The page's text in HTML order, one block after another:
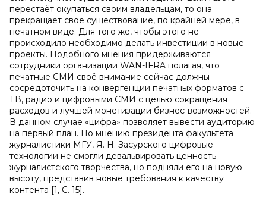
перестаёт окупаться своим владельцам, то она
прекращает своё существование, по крайней мере, в
печатном виде. Для того же, чтобы этого не
происходило необходимо делать инвестиции в новые
проекты. Подобного мнения придерживаются
сотрудники организации WAN-IFRA полагая, что
печатные СМИ своё внимание сейчас должны
сосредоточить на конвергенции печатных форматов с
ТВ, радио и цифровыми СМИ с целью сокращения
расходов и лучшей монетизации бизнес-возможностей.
В данном случае «цифра» позволяет вывести аудиторию
на первый план. По мнению президента факультета
журналистики МГУ, Я. Н. Засурского цифровые
технологии не смогли девальвировать ценность
журналистского творчества, но подняли его на новую
высоту, представив новые требования к качеству
контента [1, С. 15].